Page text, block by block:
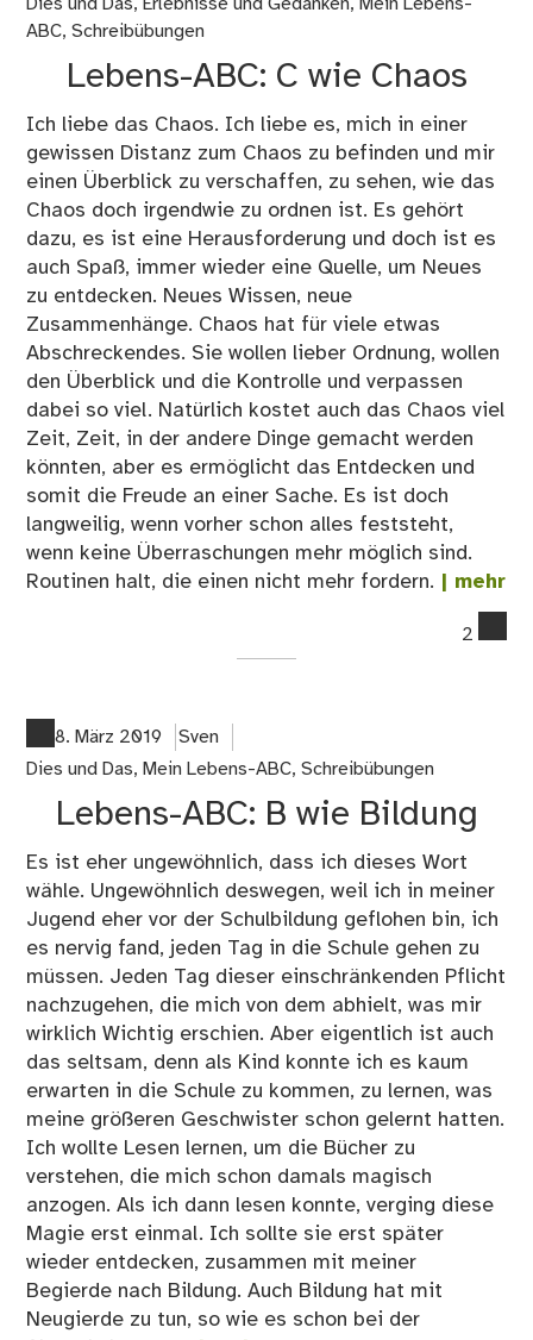
Dies und Das, Erlebnisse und Gedanken, Mein Lebens-
ABC,Schreibübungen
Lebens-ABC: C wie Chaos
Ich liebe das Chaos. Ich liebe es, mich in einer
gewissen Distanz zum Chaos zu befinden und mir
einen Überblick zu verschaffen, zu sehen, wie das
Chaos doch irgendwie zu ordnen ist. Es gehört
dazu, es ist eine Herausforderung und doch ist es
auch Spaß, immer wieder eine Quelle, um Neues
zu entdecken. Neues Wissen, neue
Zusammenhänge. Chaos hat für viele etwas
Abschreckendes. Sie wollen lieber Ordnung, wollen
den Überblick und die Kontrolle und verpassen
dabei so viel. Natürlich kostet auch das Chaos viel
Zeit, Zeit, in der andere Dinge gemacht werden
könnten, aber es ermöglicht das Entdecken und
somit die Freude an einer Sache. Es ist doch
langweilig, wenn vorher schon alles feststeht,
wenn keine Überraschungen mehr möglich sind.
Routinen halt, die einen nicht mehr fordern. | mehr
2
8. März 2019
Sven
Dies und Das,Mein Lebens-ABC,Schreibübungen
Lebens-ABC: B wie Bildung
Es ist eher ungewöhnlich, dass ich dieses Wort
wähle. Ungewöhnlich deswegen, weil ich in meiner
Jugend eher vor der Schulbildung geflohen bin, ich
es nervig fand, jeden Tag in die Schule gehen zu
müssen. Jeden Tag dieser einschränkenden Pflicht
nachzugehen, die mich von dem abhielt, was mir
wirklich Wichtig erschien. Aber eigentlich ist auch
das seltsam, denn als Kind konnte ich es kaum
erwarten in die Schule zu kommen, zu lernen, was
meine größeren Geschwister schon gelernt hatten.
Ich wollte Lesen lernen, um die Bücher zu
verstehen, die mich schon damals magisch
anzogen. Als ich dann lesen konnte, verging diese
Magie erst einmal. Ich sollte sie erst später
wieder entdecken, zusammen mit meiner
Begierde nach Bildung. Auch Bildung hat mit
Neugierde zu tun, so wie es schon bei der